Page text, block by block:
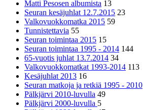
Matti Pesosen albumista 13
Seuran kesäjuhlat 12.7.2015 23
Valkovuokkomatka 2015 59
Tunnistettavia 55
Seuran toimintaa 2015 15
Seuran toimintaa 1995 - 2014 144
65-vuotis juhlat 13.7.2014 34
Valkovuokkomatkat 1993-2014 113
Kesäjuhlat 2013 16
Seuran matkoja ja retkiä 1995 - 2010
Pälkjärvi 2010-luvulla 49
Pälkjärvi 2000-luvulla 5